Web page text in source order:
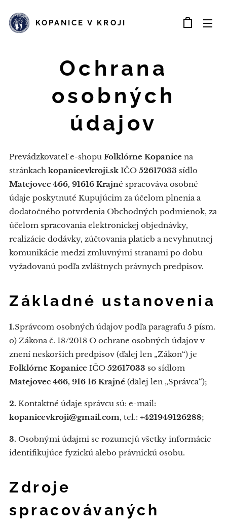
KOPANICE V KROJI
Ochrana
osobných
údajov
Prevádzkovateľ e-shopu Folklórne Kopanice na
stránkach kopanicevkroji.sk IČO 52617033 sídlo
Matejovec 466, 91616 Krajné spracováva osobné
údaje poskytnuté Kupujúcim za účelom plnenia a
dodatočného potvrdenia Obchodných podmienok, za
účelom spracovania elektronickej objednávky,
realizácie dodávky, zúčtovania platieb a nevyhnutnej
komunikácie medzi zmluvnými stranami po dobu
vyžadovanú podľa zvláštnych právnych predpisov.
Základné ustanovenia
1.Správcom osobných údajov podľa paragrafu 5 písm.
o) Zákona č. 18/2018 O ochrane osobných údajov v
znení neskorších predpisov (ďalej len „Zákon“) je
Folklórne Kopanice IČO 52617033 so sídlom
Matejovec 466, 916 16 Krajné (ďalej len „Správca“);
2. Kontaktné údaje správcu sú: e-mail:
kopanicevkroji@gmail.com, tel.: +421949126288;
3. Osobnými údajmi se rozumejú všetky informácie
identifikujúce fyzickú alebo právnickú osobu.
Zdroje
spracovávaných